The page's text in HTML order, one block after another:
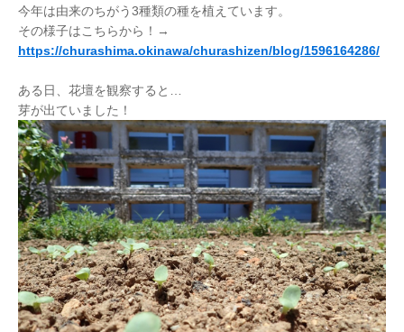
今年は由来のちがう3種類の種を植えています。
その様子はこちらから！→
https://churashima.okinawa/churashizen/blog/1596164286/
ある日、花壇を観察すると…
芽が出ていました！